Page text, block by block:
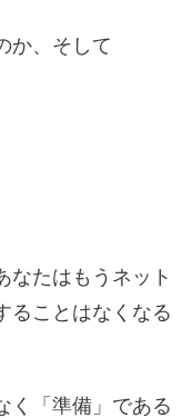
か、そして
なたはもうネット
ることはなくなる
く「準備」である